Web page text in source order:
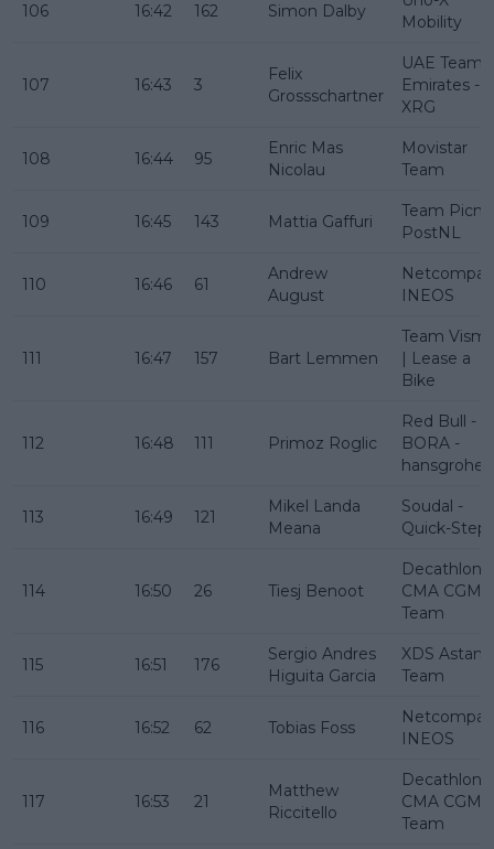
106 16:42 162 Simon Dalby
Mobility
107 16:43 3
Felix
Grossschartner
UAE Team
Emirates -
XRG
108 16:44 95
Enric Mas
Nicolau
Movistar
Team
109 16:45 143 Mattia Gaffuri
Team Picnic
PostNL
110 16:46 61
Andrew
August
INEOS
111 16:47 157 Bart Lemmen
Team
| Lease a
Bike
112 16:48 111 Primoz Roglic
Red Bull -
BORA -
hansgrohe
113 16:49 121
Mikel Landa
Meana
Soudal -
Quick-Step
114 16:50 26 Tiesj Benoot
Decathlon
CMA CGM
Team
115 16:51 176
Sergio Andres
Higuita Garcia
XDS Astana
Team
116 16:52 62 Tobias Foss
INEOS
117 16:53 21
Matthew
Riccitello
Decathlon
CMA CGM
Team